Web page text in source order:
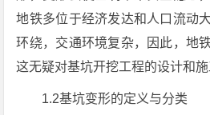
地铁多位于经济发达和人口流动
环绕，交通环境复杂，因此，地
这无疑对基坑开挖工程的设计和施
1.2基坑变形的定义与分类